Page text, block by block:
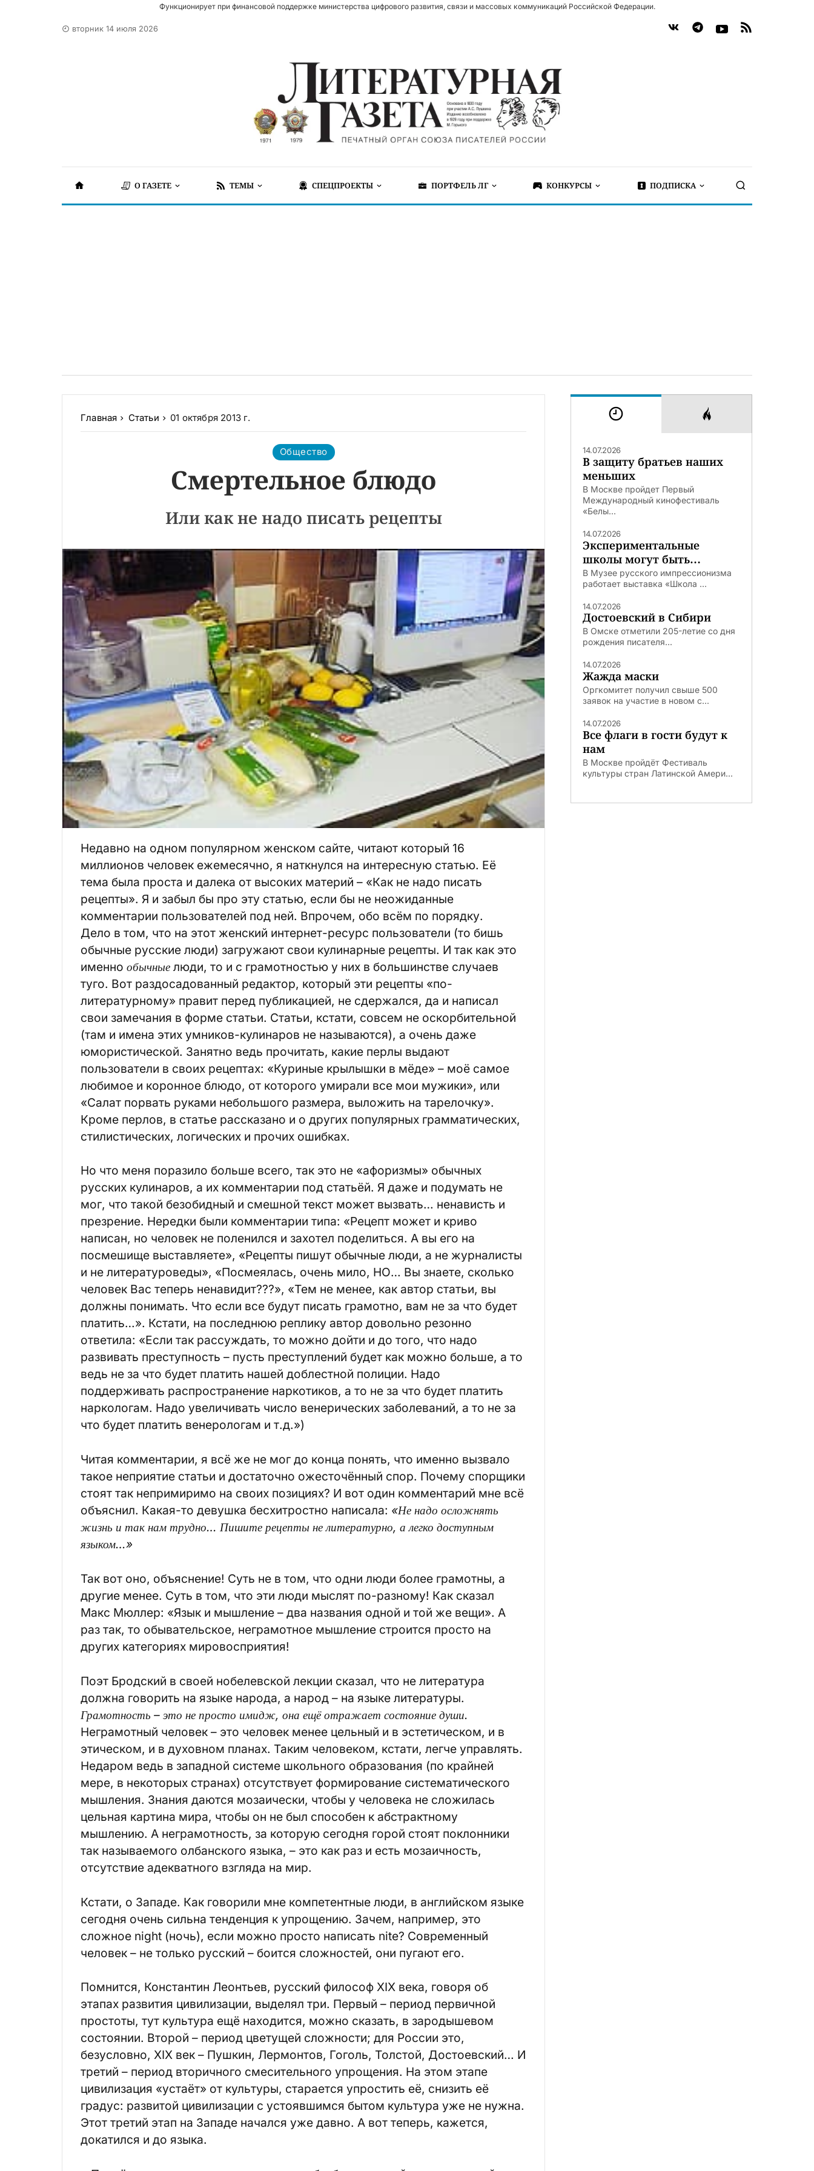
Функционирует при финансовой поддержке министерства цифрового развития, связи и массовых коммуникаций Российской Федерации.
вторник 14 июля 2026
О ГАЗЕТЕ ТЕМЫ СПЕЦПРОЕКТЫ ПОРТФЕЛЬ ЛГ КОНКУРСЫ ПОДПИСКА
Главная Статьи 01 октября 2013 г.
Общество
Смертельное блюдо
Или как не надо писать рецепты
Недавно на одном популярном женском сайте, читают который 16
миллионов человек ежемесячно, я наткнулся на интересную статью. Её
тема была проста и далека от высоких материй – «Как не надо писать
рецепты». Я и забыл бы про эту статью, если бы не неожиданные
комментарии пользователей под ней. Впрочем, обо всём по порядку.
Дело в том, что на этот женский интернет-ресурс пользователи (то бишь
обычные русские люди) загружают свои кулинарные рецепты. И так как это
именно обычные люди, то и с грамотностью у них в большинстве случаев
туго. Вот раздосадованный редактор, который эти рецепты «по-
литературному» правит перед публикацией, не сдержался, да и написал
свои замечания в форме статьи. Статьи, кстати, совсем не оскорбительной
(там и имена этих умников-кулинаров не называются), а очень даже
юмористической. Занятно ведь прочитать, какие перлы выдают
пользователи в своих рецептах: «Куриные крылышки в мёде» – моё самое
любимое и коронное блюдо, от которого умирали все мои мужики», или
«Салат порвать руками небольшого размера, выложить на тарелочку».
Кроме перлов, в статье рассказано и о других популярных грамматических,
стилистических, логических и прочих ошибках.
Но что меня поразило больше всего, так это не «афоризмы» обычных
русских кулинаров, а их комментарии под статьёй. Я даже и подумать не
мог, что такой безобидный и смешной текст может вызвать… ненависть и
презрение. Нередки были комментарии типа: «Рецепт может и криво
написан, но человек не поленился и захотел поделиться. А вы его на
посмешище выставляете», «Рецепты пишут обычные люди, а не журналисты
и не литературоведы», «Посмеялась, очень мило, НО… Вы знаете, сколько
человек Вас теперь ненавидит???», «Тем не менее, как автор статьи, вы
должны понимать. Что если все будут писать грамотно, вам не за что будет
платить…». Кстати, на последнюю реплику автор довольно резонно
ответила: «Если так рассуждать, то можно дойти и до того, что надо
развивать преступность – пусть преступлений будет как можно больше, а то
ведь не за что будет платить нашей доблестной полиции. Надо
поддерживать распространение наркотиков, а то не за что будет платить
наркологам. Надо увеличивать число венерических заболеваний, а то не за
что будет платить венерологам и т.д.»)
Читая комментарии, я всё же не мог до конца понять, что именно вызвало
такое неприятие статьи и достаточно ожесточённый спор. Почему спорщики
стоят так непримиримо на своих позициях? И вот один комментарий мне всё
объяснил. Какая-то девушка бесхитростно написала: «Не надо осложнять
жизнь и так нам трудно… Пишите рецепты не литературно, а легко доступным
языком…»
Так вот оно, объяснение! Суть не в том, что одни люди более грамотны, а
другие менее. Суть в том, что эти люди мыслят по-разному! Как сказал
Макс Мюллер: «Язык и мышление – два названия одной и той же вещи». А
раз так, то обывательское, неграмотное мышление строится просто на
других категориях мировосприятия!
Поэт Бродский в своей нобелевской лекции сказал, что не литература
должна говорить на языке народа, а народ – на языке литературы.
Грамотность – это не просто имидж, она ещё отражает состояние души.
Неграмотный человек – это человек менее цельный и в эстетическом, и в
этическом, и в духовном планах. Таким человеком, кстати, легче управлять.
Недаром ведь в западной системе школьного образования (по крайней
мере, в некоторых странах) отсутствует формирование систематического
мышления. Знания даются мозаически, чтобы у человека не сложилась
цельная картина мира, чтобы он не был способен к абстрактному
мышлению. А неграмотность, за которую сегодня горой стоят поклонники
так называемого олбанского языка, – это как раз и есть мозаичность,
отсутствие адекватного взгляда на мир.
Кстати, о Западе. Как говорили мне компетентные люди, в английском языке
сегодня очень сильна тенденция к упрощению. Зачем, например, это
сложное night (ночь), если можно просто написать nite? Современный
человек – не только русский – боится сложностей, они пугают его.
Помнится, Константин Леонтьев, русский философ XIX века, говоря об
этапах развития цивилизации, выделял три. Первый – период первичной
простоты, тут культура ещё находится, можно сказать, в зародышевом
состоянии. Второй – период цветущей сложности; для России это,
безусловно, XIX век – Пушкин, Лермонтов, Гоголь, Толстой, Достоевский… И
третий – период вторичного смесительного упрощения. На этом этапе
цивилизация «устаёт» от культуры, старается упростить её, снизить её
градус: развитой цивилизации с устоявшимся бытом культура уже не нужна.
Этот третий этап на Западе начался уже давно. А вот теперь, кажется,
докатился и до языка.
14.07.2026
В защиту братьев наших
меньших
В Москве пройдет Первый
Международный кинофестиваль
«Белы...
14.07.2026
Экспериментальные
школы могут быть
удачными
В Музее русского импрессионизма
работает выставка «Школа ...
14.07.2026
Достоевский в Сибири
В Омске отметили 205-летие со дня
рождения писателя...
14.07.2026
Жажда маски
Оргкомитет получил свыше 500
заявок на участие в новом с...
14.07.2026
Все флаги в гости будут к
нам
В Москве пройдёт Фестиваль
культуры стран Латинской Амери...